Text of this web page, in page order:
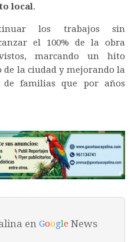
local.
los trabajos sin
el 100% de la obra
marcando un hito
la ciudad y mejorando la
familias que por años
en Google News